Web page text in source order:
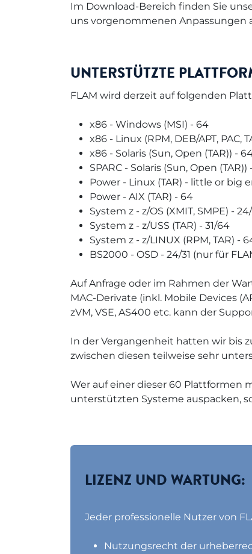
Im Download-Bereich finden Sie
uns vorgenommenen Anpassungen
UNTERSTÜTZTE
FLAM wird derzeit auf folgenden
x86 - Windows (MSI) - 64
x86 - Linux (RPM, DEB/APT, PAC,
x86 - Solaris (Sun, Open (TAR)) -
SPARC - Solaris (Sun, Open (TAR))
Power - Linux (TAR) - little or big
Power - AIX (TAR) - 64
System z - z/OS (XMIT, SMPE) - 24/
System z - z/USS (TAR) - 31/64
System z - z/LINUX (RPM, TAR) -
BS2000 - OSD - 24/31 (nur für
Auf Anfrage oder im Rahmen der
MAC-Derivate (inkl. Mobile Devices
zVM, VSE, AS400 etc. kann der
In der Vergangenheit hatten wir bis
zwischen diesen teilweise sehr
Wer auf einer dieser 60 Plattformen
unterstützten Systeme auspacken,
LIZENZ UND WARTUNG:
Jeder professionelle Nutzer von
Nutzungsrecht der